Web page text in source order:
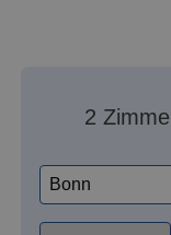
2